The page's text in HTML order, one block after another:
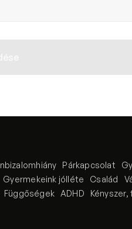
Párkapcsolat
Gyermekeink jólléte Család
Függőségek ADHD
Kényszer,